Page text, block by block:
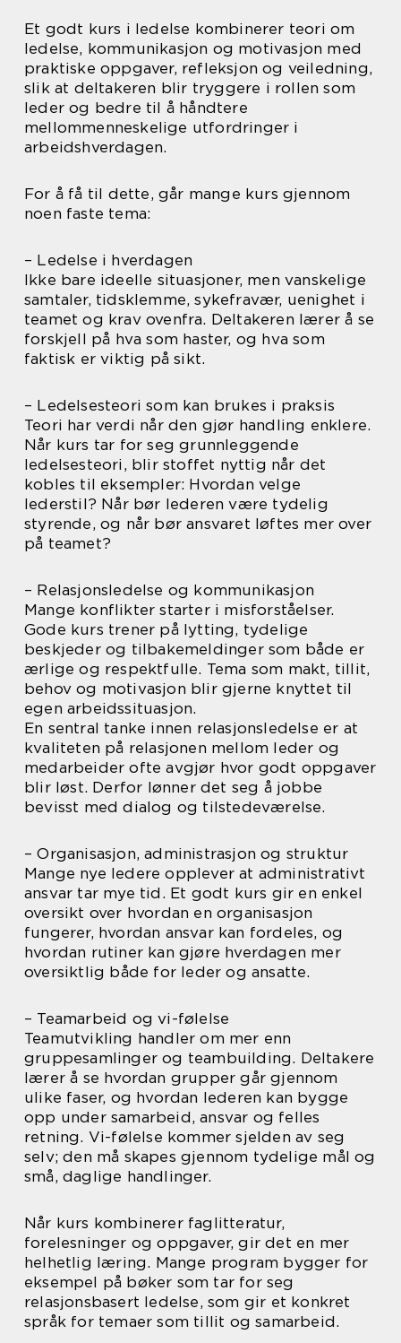
Et godt kurs i ledelse kombinerer teori om
ledelse, kommunikasjon og motivasjon med
praktiske oppgaver, refleksjon og veiledning,
slik at deltakeren blir tryggere i rollen som
leder og bedre til å håndtere
mellommenneskelige utfordringer i
arbeidshverdagen.
For å få til dette, går mange kurs gjennom
noen faste tema:
– Ledelse i hverdagen
Ikke bare ideelle situasjoner, men vanskelige
samtaler, tidsklemme, sykefravær, uenighet i
teamet og krav ovenfra. Deltakeren lærer å se
forskjell på hva som haster, og hva som
faktisk er viktig på sikt.
– Ledelsesteori som kan brukes i praksis
Teori har verdi når den gjør handling enklere.
Når kurs tar for seg grunnleggende
ledelsesteori, blir stoffet nyttig når det
kobles til eksempler: Hvordan velge
lederstil? Når bør lederen være tydelig
styrende, og når bør ansvaret løftes mer over
på teamet?
– Relasjonsledelse og kommunikasjon
Mange konflikter starter i misforståelser.
Gode kurs trener på lytting, tydelige
beskjeder og tilbakemeldinger som både er
ærlige og respektfulle. Tema som makt, tillit,
behov og motivasjon blir gjerne knyttet til
egen arbeidssituasjon.
En sentral tanke innen relasjonsledelse er at
kvaliteten på relasjonen mellom leder og
medarbeider ofte avgjør hvor godt oppgaver
blir løst. Derfor lønner det seg å jobbe
bevisst med dialog og tilstedeværelse.
– Organisasjon, administrasjon og struktur
Mange nye ledere opplever at administrativt
ansvar tar mye tid. Et godt kurs gir en enkel
oversikt over hvordan en organisasjon
fungerer, hvordan ansvar kan fordeles, og
hvordan rutiner kan gjøre hverdagen mer
oversiktlig både for leder og ansatte.
– Teamarbeid og vi-følelse
Teamutvikling handler om mer enn
gruppesamlinger og teambuilding. Deltakere
lærer å se hvordan grupper går gjennom
ulike faser, og hvordan lederen kan bygge
opp under samarbeid, ansvar og felles
retning. Vi-følelse kommer sjelden av seg
selv; den må skapes gjennom tydelige mål og
små, daglige handlinger.
Når kurs kombinerer faglitteratur,
forelesninger og oppgaver, gir det en mer
helhetlig læring. Mange program bygger for
eksempel på bøker som tar for seg
relasjonsbasert ledelse, som gir et konkret
språk for temaer som tillit og samarbeid.